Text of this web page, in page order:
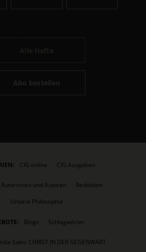
Abo bestellen
CIG online CIG Ausgaben
Autorinnen und Autoren
Redaktion
Unsere Philosophie
Blogs Schlagwörter
Sales CHRIST IN DER GEGENWART